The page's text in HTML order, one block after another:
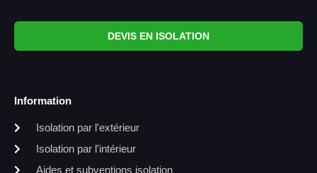
DEVIS EN ISOLATION
Information
Isolation par l'extérieur
Isolation par l'intérieur
Aides et subventions isolation